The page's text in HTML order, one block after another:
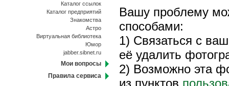
Каталог ссылок
Каталог предприятий
Знакомства
Астро
Виртуальная библиотека
Юмор
jabber.sibnet.ru
Мои вопросы
Правила сервиса
Вашу проблему
способами:
1) Связаться с
её удалить
2) Возможно эта
из пунктов